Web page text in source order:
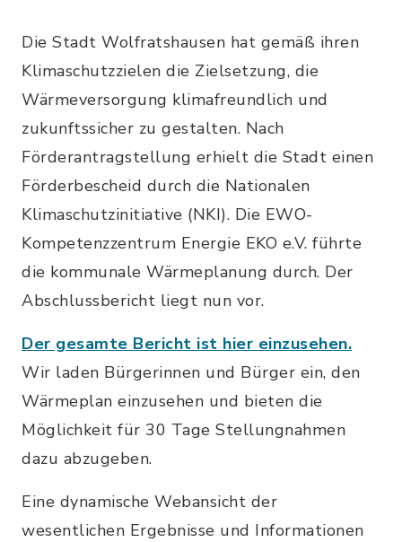
Die Stadt Wolfratshausen hat gemäß ihren
Klimaschutzzielen die Zielsetzung, die
Wärmeversorgung klimafreundlich und
zukunftssicher zu gestalten. Nach
Förderantragstellung erhielt die Stadt einen
Förderbescheid durch die Nationalen
Klimaschutzinitiative (NKI). Die EWO-
Kompetenzzentrum Energie EKO e.V. führte
die kommunale Wärmeplanung durch. Der
Abschlussbericht liegt nun vor.
Der gesamte Bericht ist hier einzusehen.
Wir laden Bürgerinnen und Bürger ein, den
Wärmeplan einzusehen und bieten die
Möglichkeit für 30 Tage Stellungnahmen
dazu abzugeben.
Eine dynamische Webansicht der
wesentlichen Ergebnisse und Informationen